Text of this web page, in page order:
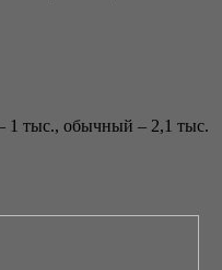
1 тыс., обычный – 2,1 тыс.